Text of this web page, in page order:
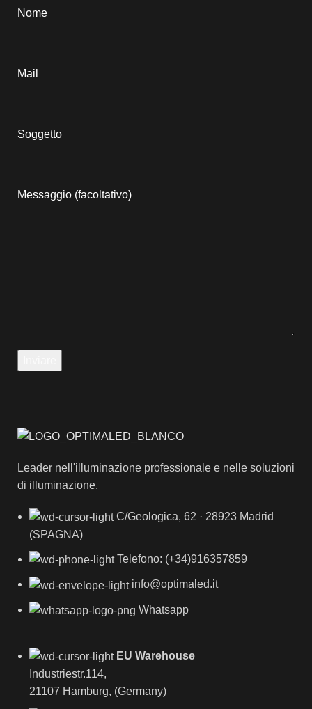
Nome
Mail
Soggetto
Messaggio (facoltativo)
Leader nell'illuminazione professionale e nelle soluzioni
di illuminazione.
C/Geologica, 62 · 28923 Madrid
(SPAGNA)
Telefono: (+34)916357859
info@optimaled.it
Whatsapp
EU Warehouse
Industriestr.114,
21107 Hamburg, (Germany)